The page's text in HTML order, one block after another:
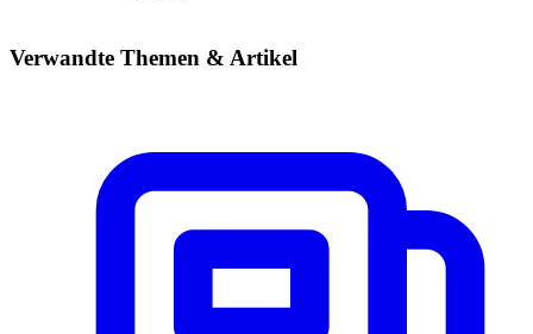
Verwandte Themen & Artikel